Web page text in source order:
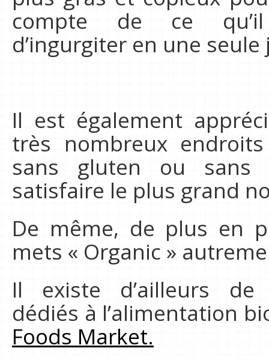
compte de ce
d’ingurgiter en une
Il est également
très nombreux
sans gluten ou sans
satisfaire le plus grand
De même, de plus en
mets « Organic »
Il existe d’ailleurs de
dédiés à l’alimentation
Foods Market.